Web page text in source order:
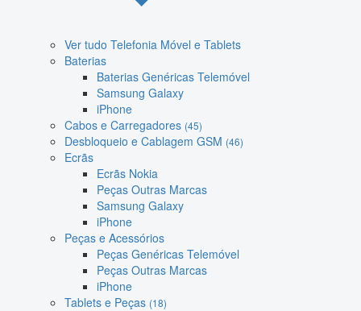
Ver tudo Telefonia Móvel e Tablets
Baterias
Baterias Genéricas Telemóvel
Samsung Galaxy
iPhone
Cabos e Carregadores (45)
Desbloqueio e Cablagem GSM (46)
Ecrãs
Ecrãs Nokia
Peças Outras Marcas
Samsung Galaxy
iPhone
Peças e Acessórios
Peças Genéricas Telemóvel
Peças Outras Marcas
iPhone
Tablets e Peças (18)